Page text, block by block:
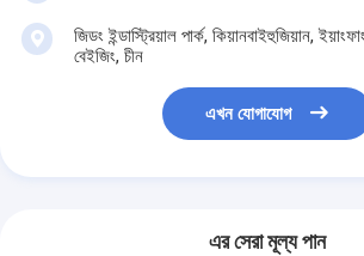
জিডং ইন্ডাস্ট্রিয়াল পার্ক, কিয়ানবাইহুজিয়ান,
বেইজিং, চীন
এখন যোগাযোগ
এর সেরা মূল্য পান